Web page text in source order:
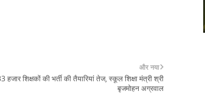
और नया
हजार शिक्षकों की भर्ती की तैयारियां तेज, स्कूल शिक्षा मंत्री श्री
बृजमोहन अग्रवाल